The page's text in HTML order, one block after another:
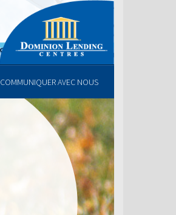
COMMUNIQUER AVEC NOUS